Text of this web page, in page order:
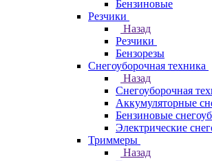
Бензиновые
Резчики
Назад
Резчики
Бензорезы
Снегоуборочная техника
Назад
Снегоуборочная
Аккумуляторные
Бензиновые
Электрические
Триммеры
Назад